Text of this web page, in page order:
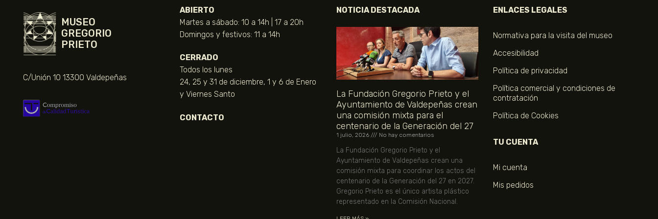
MUSEO
GREGORIO
PRIETO
C/Unión 10 13300 Valdepeñas
ABIERTO
Martes a sábado: 10 a 14h | 17 a 20h
Domingos y festivos: 11 a 14h
CERRADO
Todos los lunes
24, 25 y 31 de diciembre, 1 y 6 de Enero
y Viernes Santo
CONTACTO
NOTICIA DESTACADA
La Fundación Gregorio Prieto y el
Ayuntamiento de Valdepeñas crean
una comisión mixta para el
centenario de la Generación del 27
1 julio, 2026 No hay comentarios
La Fundación Gregorio Prieto y el
Ayuntamiento de Valdepeñas crean una
comisión mixta para coordinar los actos del
centenario de la Generación del 27 en 2027.
Gregorio Prieto es el único artista plástico
representado en la Comisión Nacional.
ENLACES LEGALES
Normativa para la visita del museo
Accesibilidad
Política de privacidad
Política comercial y condiciones de
contratación
Política de Cookies
TU CUENTA
Mi cuenta
Mis pedidos